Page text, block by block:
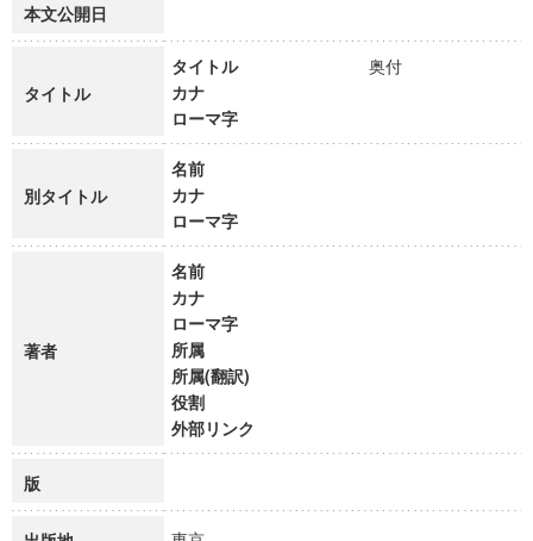
本文公開日
タイトル
タイトル
奥付
カナ
ローマ字
別タイトル
名前
カナ
ローマ字
著者
名前
カナ
ローマ字
所属
所属(翻訳)
役割
外部リンク
版